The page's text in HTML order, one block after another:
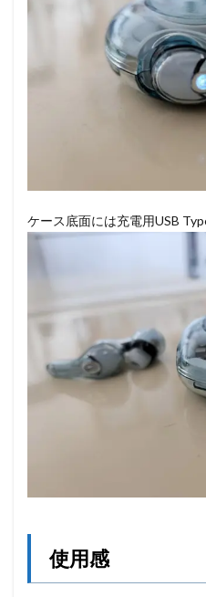
ケース底面には充電用USB
使用感